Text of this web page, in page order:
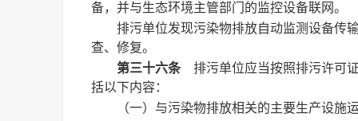
备，并与生态环境主管部门的监控设备联网。
排污单位发现污染物排放自动监测设备传
查、修复。
第三十六条排污单位应当按照排污许可证
括以下内容：
（一）与污染物排放相关的主要生产设